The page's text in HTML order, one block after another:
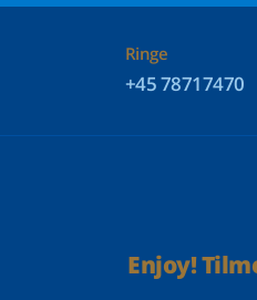
Ringe
+45 78717470
Enjoy!